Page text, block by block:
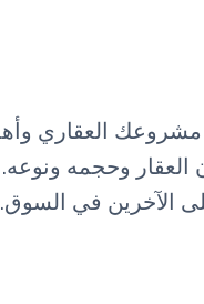
العقاري
العقار وحجمه
الآخرين في السوق.